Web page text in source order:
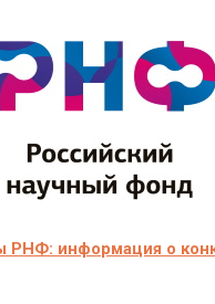
РНФ: информация о